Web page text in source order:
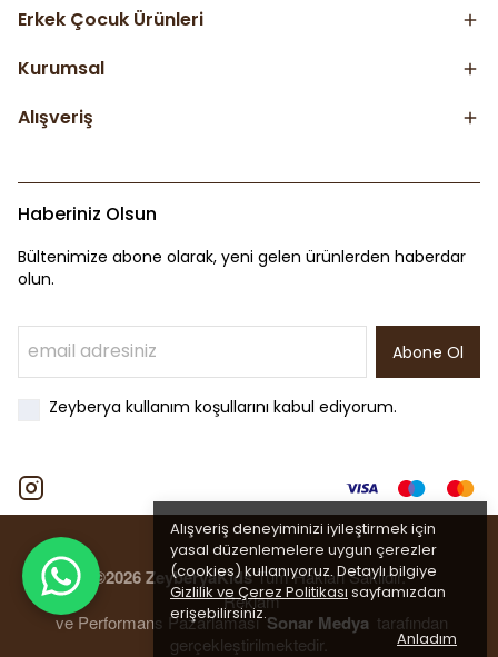
Alışveriş deneyiminizi iyileştirmek için
yasal düzenlemelere uygun çerezler
(cookies) kullanıyoruz. Detaylı bilgiye
Gizlilik ve Çerez Politikası sayfamızdan
erişebilirsiniz.
Anladım
Erkek Çocuk Ürünleri
Kurumsal
Alışveriş
Haberiniz Olsun
Bültenimize abone olarak, yeni gelen ürünlerden haberdar
olun.
Abone Ol
Zeyberya kullanım koşullarını kabul ediyorum.
©2026 ZeyberyaKidsTüm Hakları Saklıdır.
Reklam
ve Performans Pazarlaması Sonar Medya tarafından
gerçekleştirilmektedir.